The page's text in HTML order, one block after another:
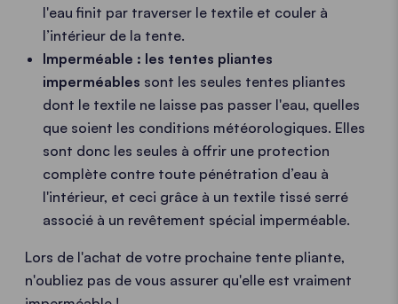
l'eau finit par traverser le textile et couler à
l’intérieur de la tente.
Imperméable : les tentes pliantes
imperméables sont les seules tentes pliantes
dont le textile ne laisse pas passer l'eau, quelles
que soient les conditions météorologiques. Elles
sont donc les seules à offrir une protection
complète contre toute pénétration d’eau à
l'intérieur, et ceci grâce à un textile tissé serré
associé à un revêtement spécial imperméable.
Lors de l'achat de votre prochaine tente pliante,
n'oubliez pas de vous assurer qu'elle est vraiment